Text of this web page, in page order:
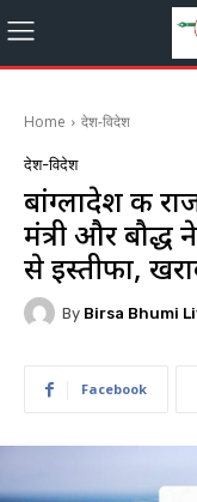
Home देश-विदेश
देश-विदेश
बांग्लादेश की
मंत्री और बौद्ध
से इस्तीफा,
By Birsa Bhumi
Facebook